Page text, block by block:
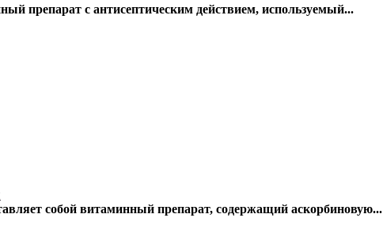
препарат с антисептическим действием, используемый...
собой витаминный препарат, содержащий аскорбиновую...